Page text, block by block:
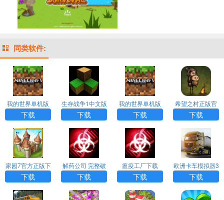
同类软件:
我的世界单机版
手机下载
下载
生存战争1中文版
下载
下载
我的世界单机版
手机版
下载
希望之村正版官
方版
下载
家园7官方正版下
载
下载
解药公司 完整破
解版（Plague In
c）
下载
瘟疫工厂下载
下载
欧洲卡车模拟器3
内置Mod菜单
下载